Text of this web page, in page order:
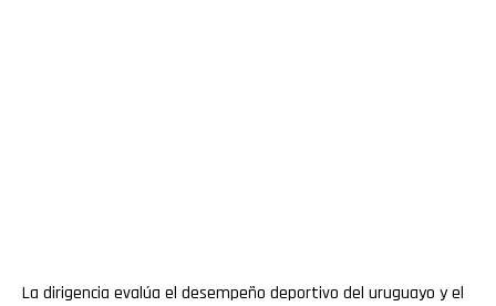
La dirigencia evalúa el desempeño deportivo del uruguayo y el